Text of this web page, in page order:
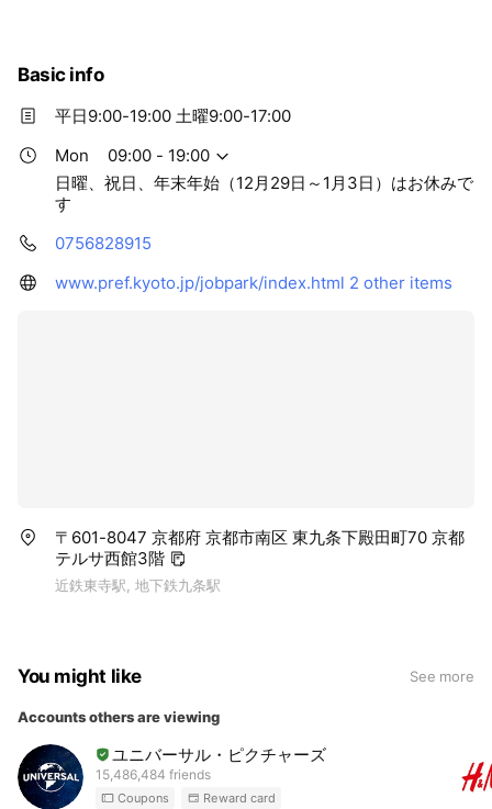
Basic info
平日9:00-19:00 土曜9:00-17:00
Mon
09:00 - 19:00
日曜、祝日、年末年始（12月29日～1月3日）はお休みで
す
0756828915
www.pref.kyoto.jp/jobpark/index.html 2 other items
〒601-8047 京都府 京都市南区 東九条下殿田町70 京都
テルサ西館3階
近鉄東寺駅, 地下鉄九条駅
You might like See more
Accounts others are viewing
ユニバーサル・ピクチャーズ
15,486,484 friends
Coupons Reward card